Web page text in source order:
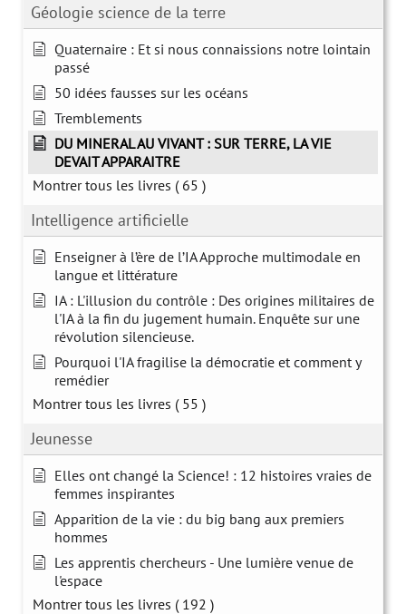
Géologie science de la terre
Quaternaire : Et si nous connaissions notre lointain
passé
50 idées fausses sur les océans
Tremblements
DU MINERAL AU VIVANT : SUR TERRE, LA VIE
DEVAIT APPARAITRE
Montrer tous les livres ( 65 )
Intelligence artificielle
Enseigner à l’ère de l’IA Approche multimodale en
langue et littérature
IA : L'illusion du contrôle : Des origines militaires de
l'IA à la fin du jugement humain. Enquête sur une
révolution silencieuse.
Pourquoi l'IA fragilise la démocratie et comment y
remédier
Montrer tous les livres ( 55 )
Jeunesse
Elles ont changé la Science! : 12 histoires vraies de
femmes inspirantes
Apparition de la vie : du big bang aux premiers
hommes
Les apprentis chercheurs - Une lumière venue de
l'espace
Montrer tous les livres ( 192 )